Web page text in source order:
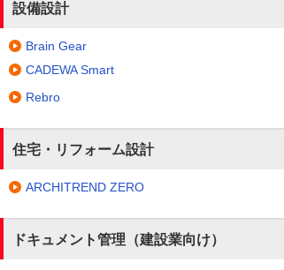
設備設計
Brain Gear
CADEWA Smart
Rebro
住宅・リフォーム設計
ARCHITREND ZERO
ドキュメント管理（建設業向け）